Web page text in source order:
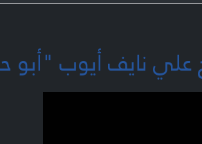
علي نايف أيوب